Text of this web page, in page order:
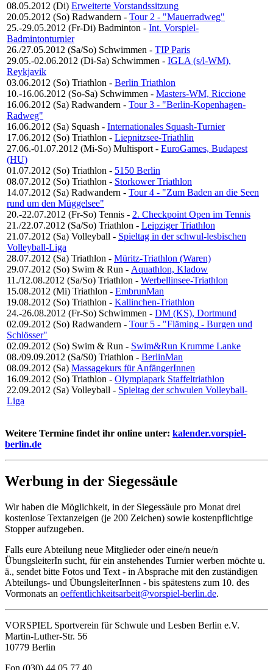
08.05.2012 (Di) Erweiterte Vorstandssitzung
20.05.2012 (So) Radwandern - Tour 2 - "Mauerradweg"
25.-29.05.2012 (Fr-Di) Badminton - Int. Vorspiel-
Badmintonturnier
26./27.05.2012 (Sa/So) Schwimmen - TIP Paris
29.05.-02.06.2012 (Di-Sa) Schwimmen - IGLA (s/l-WM),
Reykjavik
03.06.2012 (So) Triathlon - Berlin Triathlon
10.-16.06.2012 (So-Sa) Schwimmen - Masters-WM, Riccione
16.06.2012 (Sa) Radwandern - Tour 3 - "Berlin-Kopenhagen-
Radweg"
16.06.2012 (Sa) Squash - Internationales Squash-Turnier
17.06.2012 (So) Triathlon - Liepnitzsee-Triathlin
27.06.-01.07.2012 (Mi-So) Multisport - EuroGames, Budapest
(HU)
01.07.2012 (So) Triathlon - 5150 Berlin
08.07.2012 (So) Triathlon - Storkower Triathlon
14.07.2012 (Sa) Radwandern - Tour 4 - "Zum Baden an die Seen
rund um den Müggelsee"
20.-22.07.2012 (Fr-So) Tennis - 2. Checkpoint Open im Tennis
21./22.07.2012 (Sa/So) Triathlon - Leipziger Triathlon
21.07.2012 (Sa) Volleyball - Spieltag in der schwul-lesbischen
Volleyball-Liga
28.07.2012 (Sa) Triathlon - Müritz-Triathlon (Waren)
29.07.2012 (So) Swim & Run - Aquathlon, Kladow
11./12.08.2012 (Sa/So) Triathlon - Werbellinsee-Triathlon
15.08.2012 (Mi) Triathlon - EmbrunMan
19.08.2012 (So) Triathlon - Kallinchen-Triathlon
24.-26.08.2012 (Fr-So) Schwimmen - DM (KS), Dortmund
02.09.2012 (So) Radwandern - Tour 5 - "Fläming - Burgen und
Schlösser"
02.09.2012 (So) Swim & Run - Swim&Run Krumme Lanke
08./09.09.2012 (Sa/S0) Triathlon - BerlinMan
08.09.2012 (Sa) Massagekurs für AnfängerInnen
16.09.2012 (So) Triathlon - Olympiapark Staffeltriathlon
22.09.2012 (Sa) Volleyball - Spieltag der schwulen Volleyball-
Liga
Weitere Termine findet ihr online unter: kalender.vorspiel-
berlin.de
Werbung in der Siegessäule
Wir haben die Möglichkeit, in der Siegessäule pro Monat drei
kostenlose Textanzeigen (je 200 Zeichen) sowie kostenpflichtige
Stopper aufzugeben.
Falls eure Abteilung neue Mitglieder oder eine/n neue/n
ÜbungsleiterIn sucht, für ein anstehendes Turnier werben möchte u.
ä., sendet bitte Fotos und Text ‑ in Absprache mit den zuständigen
Abteilungs- und ÜbungsleiterInnen - bis spätestens zum 10. des
Vormonats an oeffentlichkeitsarbeit@vorspiel-berlin.de.
VORSPIEL Sportverein für Schwule und Lesben Berlin e.V.
Martin-Luther-Str. 56
10779 Berlin